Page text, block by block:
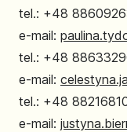
tel.: +48
e-mail:
tel.: +48
e-mail:
tel.: +48
e-mail: